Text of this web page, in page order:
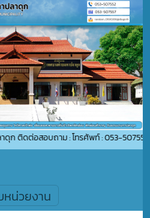
ติดต่อสอบถาม : โทรศัพท์ : 053-507552 อี
หน่วยงาน